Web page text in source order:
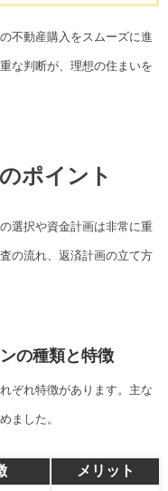
不動産購入をスムーズに進
な判断が、理想の住まいを
ポイント
選択や資金計画は非常に重
の流れ、返済計画の立て方
の種類と特徴
ぞれ特徴があります。主な
ました。
メリット